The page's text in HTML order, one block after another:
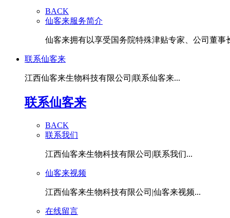
BACK
仙客来服务简介
仙客来拥有以享受国务院特殊津贴专家、公司董事
联系仙客来
江西仙客来生物科技有限公司|联系仙客来...
联系仙客来
BACK
联系我们
江西仙客来生物科技有限公司|联系我们...
仙客来视频
江西仙客来生物科技有限公司|仙客来视频...
在线留言